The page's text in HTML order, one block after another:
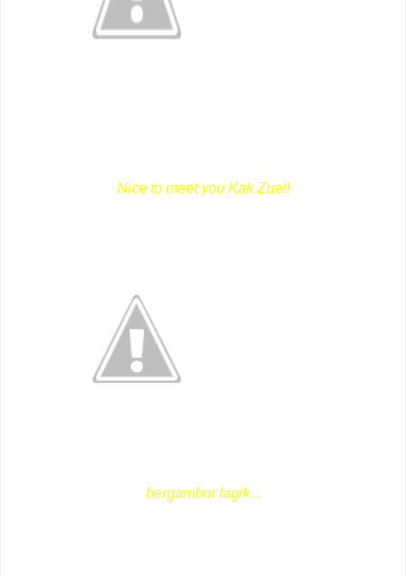
Nice to meet you Kak Zue!!
bergambor lagik...